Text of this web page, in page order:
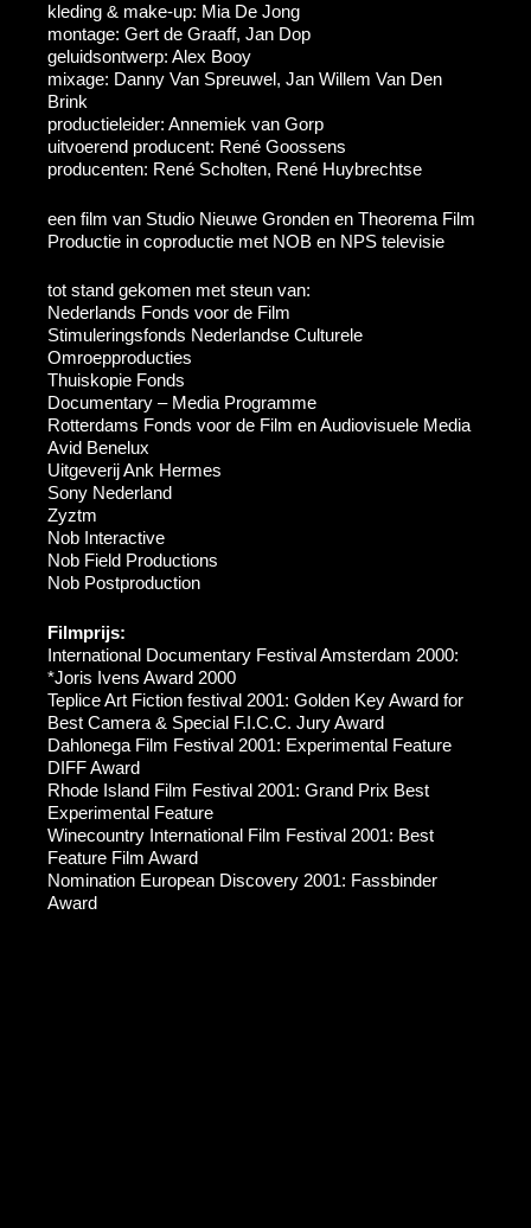
kleding & make-up: Mia De Jong
montage: Gert de Graaff, Jan Dop
geluidsontwerp: Alex Booy
mixage: Danny Van Spreuwel, Jan Willem Van Den
Brink
productieleider: Annemiek van Gorp
uitvoerend producent: René Goossens
producenten: René Scholten, René Huybrechtse
een film van Studio Nieuwe Gronden en Theorema Film
Productie in coproductie met NOB en NPS televisie
tot stand gekomen met steun van:
Nederlands Fonds voor de Film
Stimuleringsfonds Nederlandse Culturele
Omroepproducties
Thuiskopie Fonds
Documentary – Media Programme
Rotterdams Fonds voor de Film en Audiovisuele Media
Avid Benelux
Uitgeverij Ank Hermes
Sony Nederland
Zyztm
Nob Interactive
Nob Field Productions
Nob Postproduction
Filmprijs:
International Documentary Festival Amsterdam 2000:
*Joris Ivens Award 2000
Teplice Art Fiction festival 2001: Golden Key Award for
Best Camera & Special F.I.C.C. Jury Award
Dahlonega Film Festival 2001: Experimental Feature
DIFF Award
Rhode Island Film Festival 2001: Grand Prix Best
Experimental Feature
Winecountry International Film Festival 2001: Best
Feature Film Award
Nomination European Discovery 2001: Fassbinder
Award